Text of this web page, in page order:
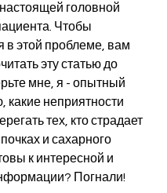
настоящей головной
Чтобы
в этой проблеме, вам
эту статью до
мне, я - опытный
какие неприятности
тех, кто страдает
и сахарного
к интересной и
Погнали!